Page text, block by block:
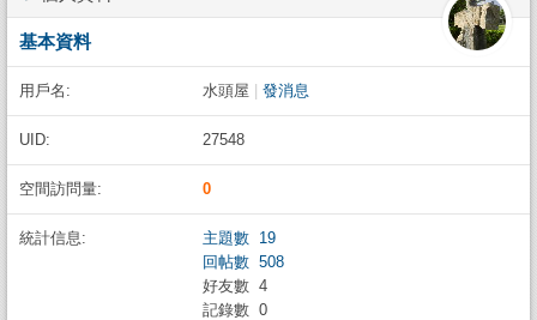
基本資料
用戶名: 水頭屋 發消息
UID: 27548
空間訪問量: 0
統計信息:
主題數 19
回帖數 508
好友數 4
記錄數 0